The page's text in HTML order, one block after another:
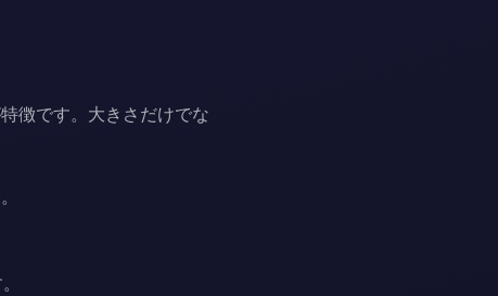
徴です。大きさだけでな